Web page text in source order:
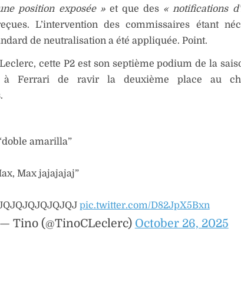
position exposée »et que des « notifications
L’intervention des commissaires étant
de neutralisation a été appliquée. Point.
cette P2 est son septième podium de la
Ferrari de ravir la deuxième place au
amarilla”
Max jajajajaj”
pic.twitter.com/D82JpX5Bxn
— Tino (@TinoCLeclerc) October 26, 2025